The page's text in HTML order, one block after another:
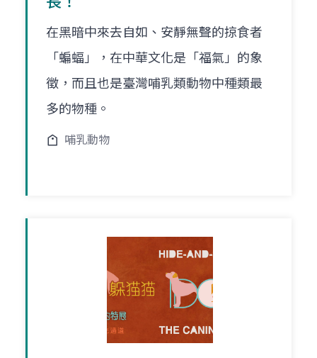
在黑暗中來去自如、安靜無聲的掠食者
「蝙蝠」，在中華文化是「福氣」的象
徵，而且也是臺灣哺乳類動物中種類最
多的物種。
哺乳動物